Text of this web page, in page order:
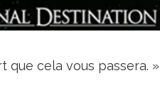
que cela vous passera. »